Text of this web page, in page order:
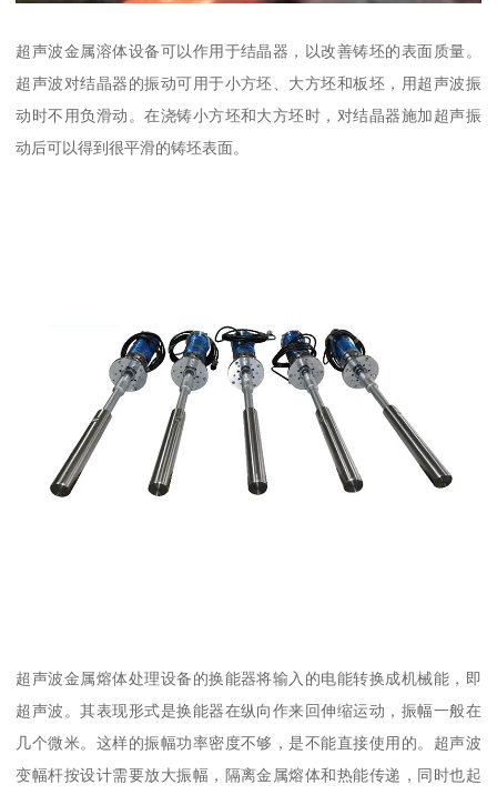
超声波金属溶体设备可以作用于结晶器，以改善铸坯的表面质量。
超声波对结晶器的振动可用于小方坯、大方坯和板坯，用超声波振
动时不用负滑动。在浇铸小方坯和大方坯时，对结晶器施加超声振
动后可以得到很平滑的铸坯表面。
超声波金属熔体处理设备的换能器将输入的电能转换成机械能，即
超声波。其表现形式是换能器在纵向作来回伸缩运动，振幅一般在
几个微米。这样的振幅功率密度不够，是不能直接使用的。超声波
变幅杆按设计需要放大振幅，隔离金属熔体和热能传递，同时也起